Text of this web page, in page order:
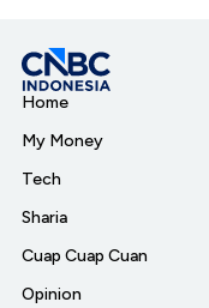
Home
My Money
Tech
Sharia
Cuap Cuap Cuan
Opinion